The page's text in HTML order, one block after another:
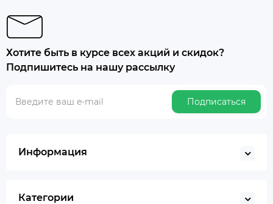
Хотите быть в курсе всех акций и скидок?
Подпишитесь на нашу рассылку
Подписаться
Информация
Категории